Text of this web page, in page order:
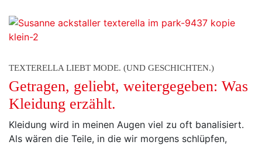
TEXTERELLA LIEBT MODE. (UND GESCHICHTEN.)
Getragen, geliebt, weitergegeben: Was
Kleidung erzählt.
Kleidung wird in meinen Augen viel zu oft banalisiert.
Als wären die Teile, in die wir morgens schlüpfen,